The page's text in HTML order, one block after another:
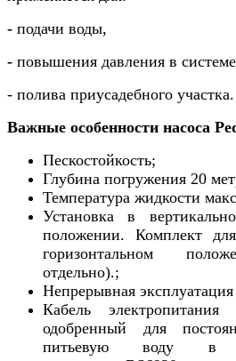
- подачи воды,
- повышения давления в
- полива приусадебного участка.
Важные особенности насоса
Пескостойкость;
Глубина погружения 20
Температура жидкости
Установка в
положении. Комплект
горизонтальном
отдельно).;
Непрерывная эксплуатация
Кабель
одобренный для
питьевую воду в